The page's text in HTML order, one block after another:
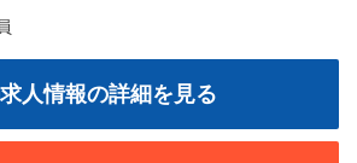
人情報の詳細を見る